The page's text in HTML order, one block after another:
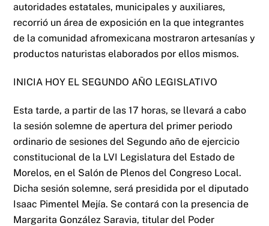
autoridades estatales, municipales y auxiliares,
recorrió un área de exposición en la que integrantes
de la comunidad afromexicana mostraron artesanías y
productos naturistas elaborados por ellos mismos.
INICIA HOY EL SEGUNDO AÑO LEGISLATIVO
Esta tarde, a partir de las 17 horas, se llevará a cabo
la sesión solemne de apertura del primer periodo
ordinario de sesiones del Segundo año de ejercicio
constitucional de la LVI Legislatura del Estado de
Morelos, en el Salón de Plenos del Congreso Local.
Dicha sesión solemne, será presidida por el diputado
Isaac Pimentel Mejía. Se contará con la presencia de
Margarita González Saravia, titular del Poder